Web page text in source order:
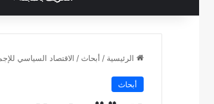
الرئيسية / أبحاث / الاقتصاد السياسي
أبحاث